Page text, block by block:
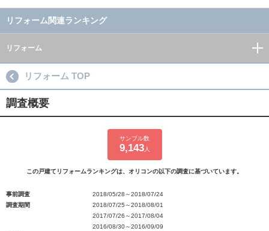
リフォーム関連ランキング
リフォーム
リフォーム TOP
調査概要
サンプル数
9,143人
この戸建てリフォームランキングは、オリコンの以下の調査に基づいています。
事前調査
2018/05/28～2018/07/24
調査期間
2018/07/25～2018/08/01
2017/07/26～2017/08/04
2016/08/30～2016/09/09